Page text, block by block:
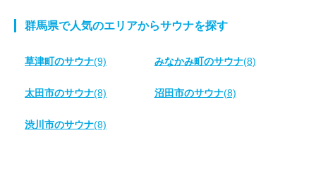
群馬県で人気のエリアからサウナを探す
草津町のサウナ(9) みなかみ町のサウナ(8)
太田市のサウナ(8) 沼田市のサウナ(8)
渋川市のサウナ(8)